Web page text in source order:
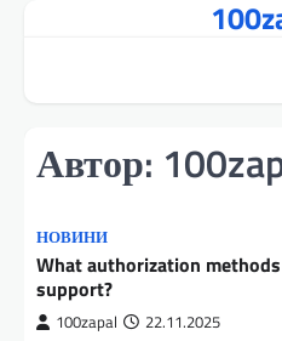
Автор:
НОВИНИ
What authorization
support?
100zapal 22.11.2025